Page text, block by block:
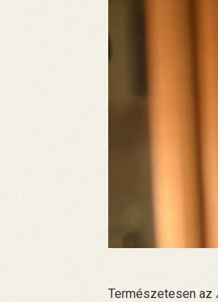
Természetesen az